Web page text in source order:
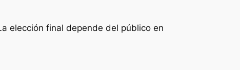
elección final depende del público en